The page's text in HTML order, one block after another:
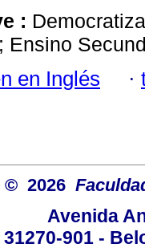
:
Ensino
en Inglés ·
© 2026
Avenida
31270-901 -